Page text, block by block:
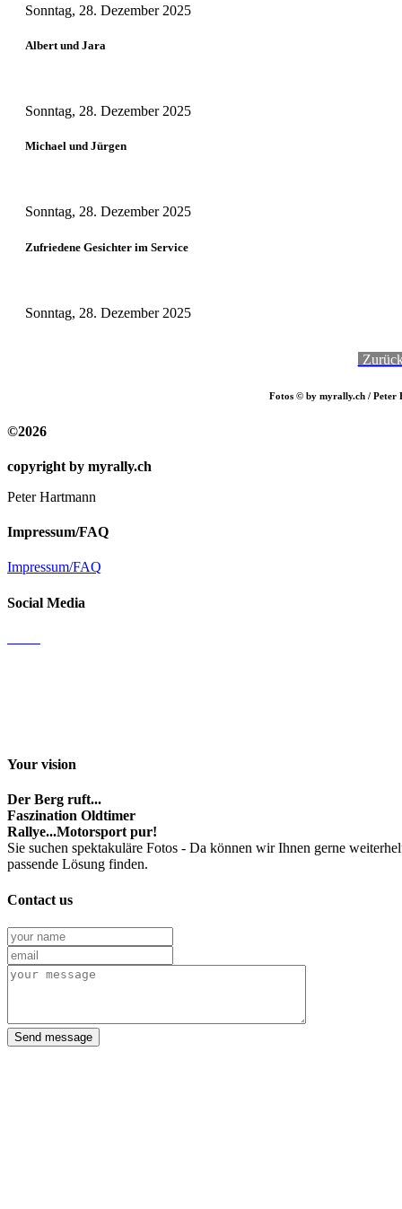
Sonntag, 28. Dezember 2025
Albert und Jara
Sonntag, 28. Dezember 2025
Michael und Jürgen
Sonntag, 28. Dezember 2025
Zufriedene Gesichter im Service
Sonntag, 28. Dezember 2025
Fotos © by myrally.ch / Peter
©2026
copyright by myrally.ch
Peter Hartmann
Impressum/FAQ
Impressum/FAQ
Social Media
Your vision
Der Berg ruft...
Faszination Oldtimer
Rallye...Motorsport pur!
Sie suchen spektakuläre Fotos - Da können wir Ihnen gerne
passende Lösung finden.
Contact us
Send message